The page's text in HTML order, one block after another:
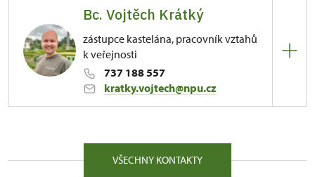
81/, Kuks 81 54443
Kontaktujte ve věcech správy objektu, tiskového
servisu, zájmu o konání kulturní či vzdělávací akce,
svatebního obřadu a podobně.
Bc. Vojtěch Krátký
zástupce kastelána, pracovník vztahů
k veřejnosti
737 188 557
kratky.vojtech@npu.cz
81/, Kuks 81 54443
Kontaktujte ve věcech tiskového servisu a zájmu o
VŠECHNY KONTAKTY